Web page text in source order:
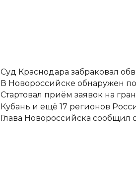
Суд Краснодара забраковал
В Новороссийске обнаружен
Стартовал приём заявок на
Кубань и ещё 17 регионов
Глава Новороссийска